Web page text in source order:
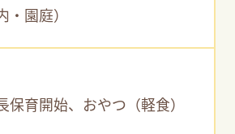
園庭）
保育開始、おやつ（軽食）